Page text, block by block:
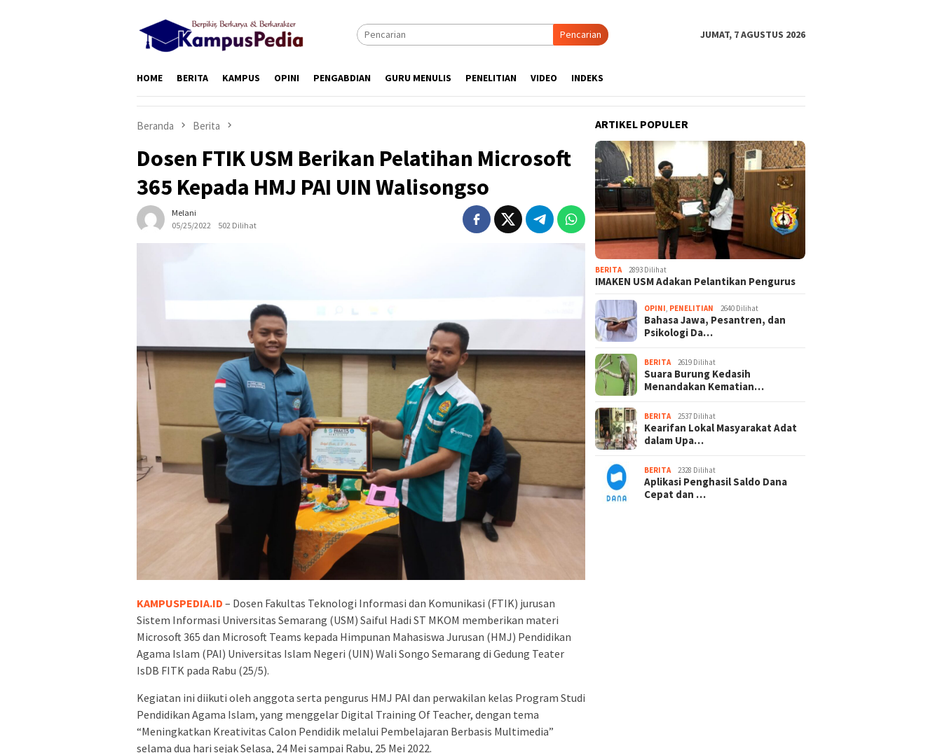
Pencarian JUMAT, 7 AGUSTUS 2026
HOME BERITA KAMPUS OPINI PENGABDIAN GURU MENULIS PENELITIAN VIDEO INDEKS
Beranda Berita
Dosen FTIK USM Berikan Pelatihan Microsoft
365 Kepada HMJ PAI UIN Walisongso
Melani
05/25/2022
502 Dilihat
KAMPUSPEDIA.ID – Dosen Fakultas Teknologi Informasi dan Komunikasi (FTIK) jurusan
Sistem Informasi Universitas Semarang (USM) Saiful Hadi ST MKOM memberikan materi
Microsoft 365 dan Microsoft Teams kepada Himpunan Mahasiswa Jurusan (HMJ) Pendidikan
Agama Islam (PAI) Universitas Islam Negeri (UIN) Wali Songo Semarang di Gedung Teater
IsDB FITK pada Rabu (25/5).
Kegiatan ini diikuti oleh anggota serta pengurus HMJ PAI dan perwakilan kelas Program Studi
Pendidikan Agama Islam, yang menggelar Digital Training Of Teacher, dengan tema
“Meningkatkan Kreativitas Calon Pendidik melalui Pembelajaran Berbasis Multimedia”
selama dua hari sejak Selasa, 24 Mei sampai Rabu, 25 Mei 2022.
ARTIKEL POPULER
BERITA 2893 Dilihat
IMAKEN USM Adakan Pelantikan Pengurus
OPINI PENELITIAN 2640 Dilihat
Bahasa Jawa, Pesantren, dan
Psikologi Da…
BERITA 2619 Dilihat
Suara Burung Kedasih
Menandakan Kematian…
BERITA 2537 Dilihat
Kearifan Lokal Masyarakat Adat
dalam Upa…
BERITA 2328 Dilihat
Aplikasi Penghasil Saldo Dana
Cepat dan …